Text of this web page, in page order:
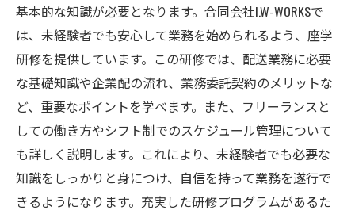
基本的な知識が必要となります。合同会社I.W-WORKSで
は、未経験者でも安心して業務を始められるよう、座学
研修を提供しています。この研修では、配送業務に必要
な基礎知識や企業配の流れ、業務委託契約のメリットな
ど、重要なポイントを学べます。また、フリーランスと
しての働き方やシフト制でのスケジュール管理について
も詳しく説明します。これにより、未経験者でも必要な
知識をしっかりと身につけ、自信を持って業務を遂行で
きるようになります。充実した研修プログラムがあるた